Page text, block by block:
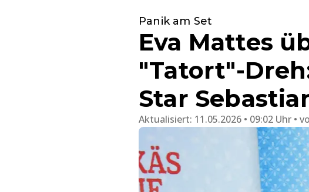
Panik am Set
Eva Mattes
"Tatort"-
Star
Aktualisiert: 11.05.2026 • 09:02 Uhr